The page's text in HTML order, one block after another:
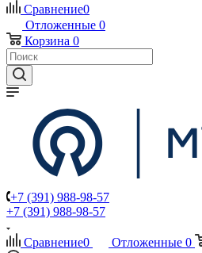
Сравнение0
Отложенные 0
Корзина 0
+7 (391) 988-98-57
+7 (391) 988-98-57
Сравнение0 Отложенные 0